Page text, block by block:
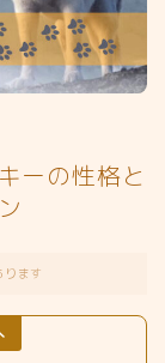
ーの性格と
ます